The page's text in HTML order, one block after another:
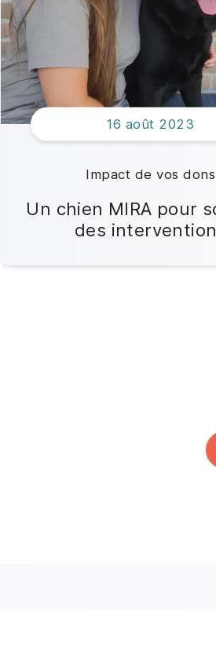
16 août 2023
Impact de vos dons
Un chien MIRA pour
des